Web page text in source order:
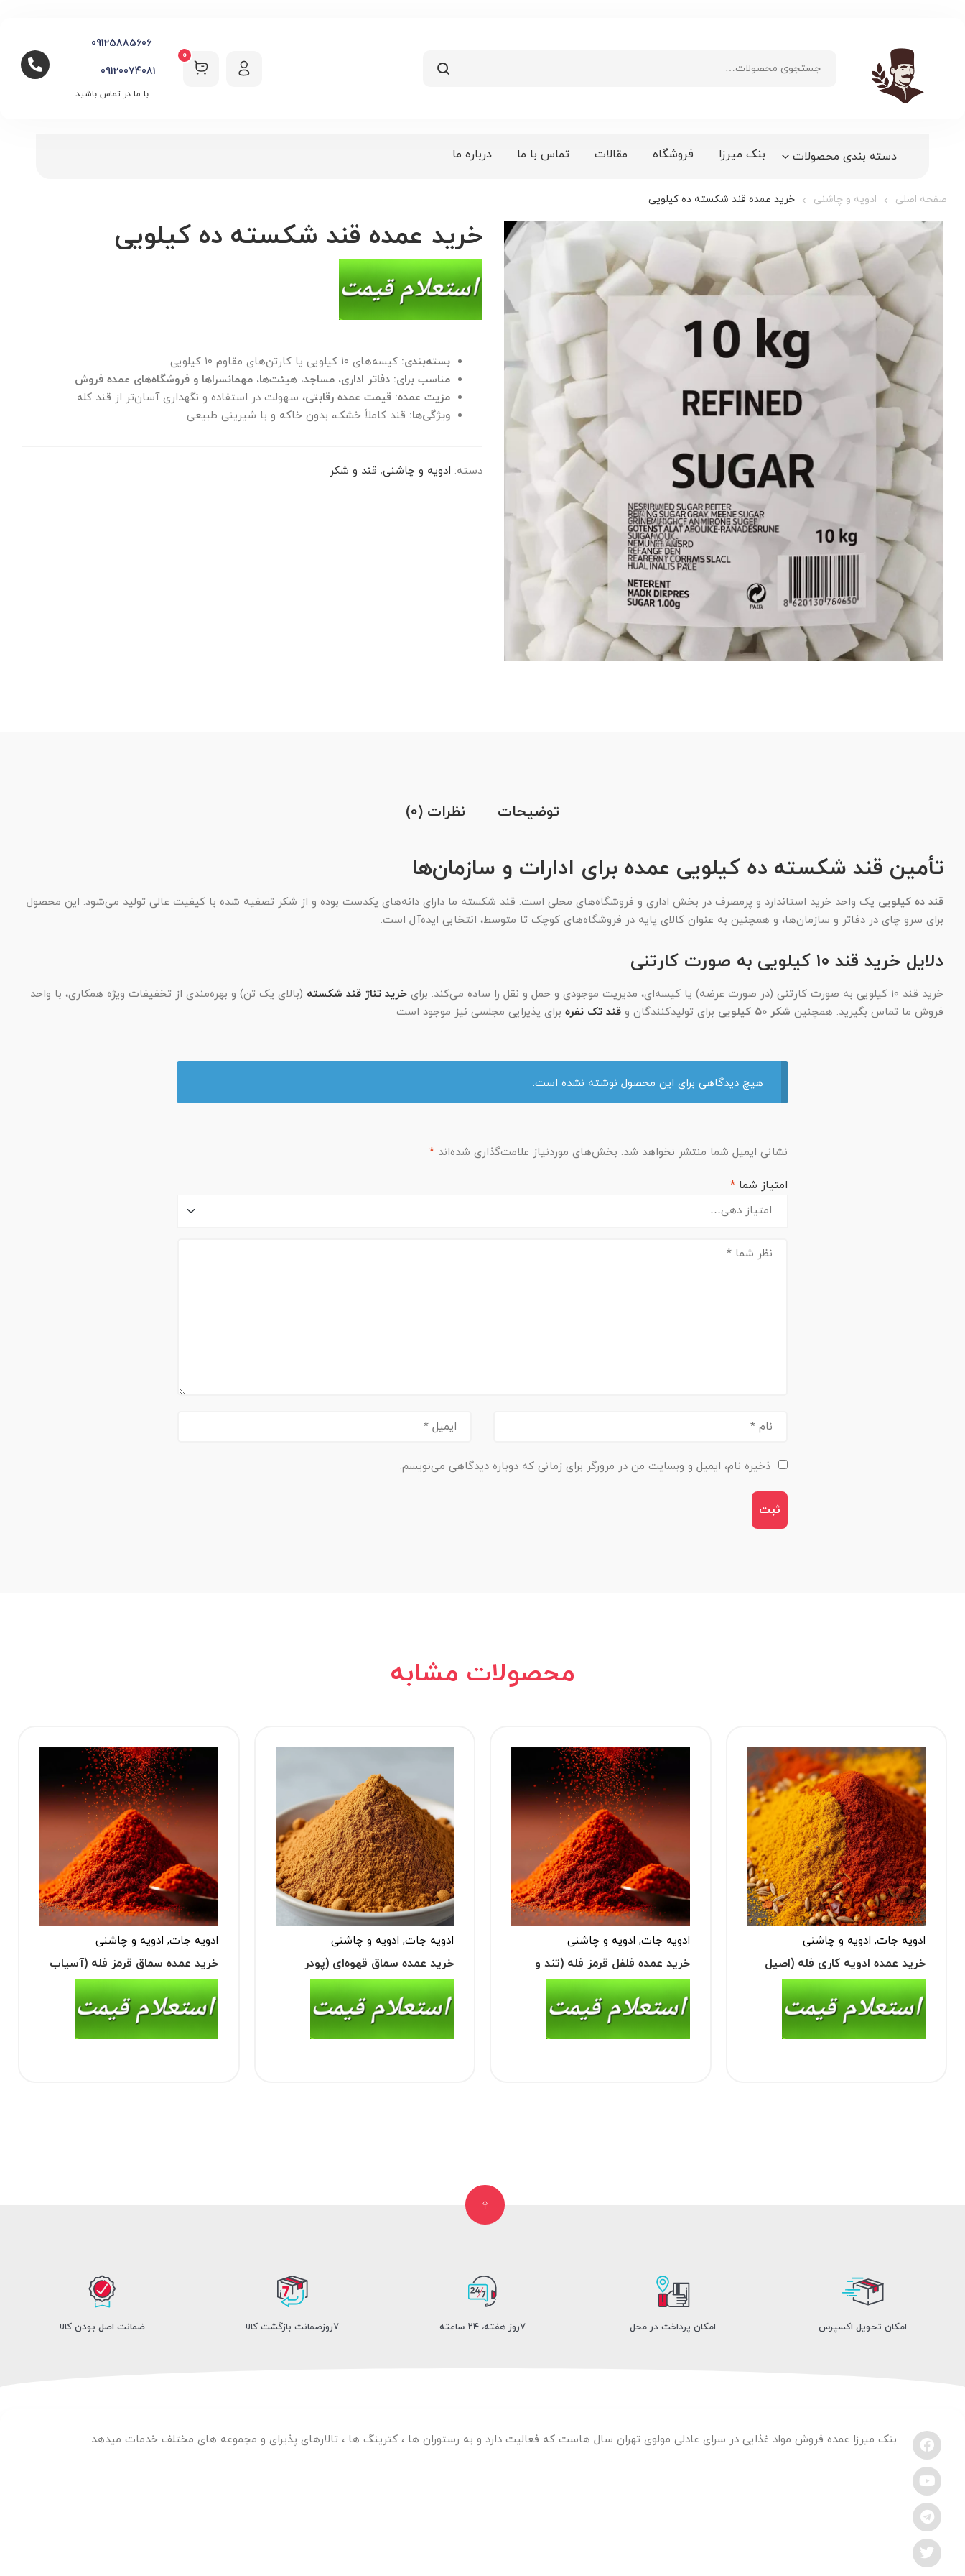
0
09125885606
09120074081
با ما در تماس باشید
دسته بندی محصولات بنک میرزا فروشگاه مقالات تماس با ما درباره ما
صفحه اصلی ادویه و چاشنی خرید عمده قند شکسته ده کیلویی
خرید عمده قند شکسته ده کیلویی
بسته‌بندی: کیسه‌های ۱۰ کیلویی یا کارتن‌های مقاوم ۱۰ کیلویی.
مناسب برای: دفاتر اداری، مساجد، هیئت‌ها، مهمانسراها و فروشگاه‌های عمده فروش.
مزیت عمده: قیمت عمده رقابتی، سهولت در استفاده و نگهداری آسان‌تر از قند کله.
ویژگی‌ها: قند کاملاً خشک، بدون خاکه و با شیرینی طبیعی
دسته: ادویه و چاشنی, قند و شکر
توضیحات نظرات (0)
تأمین قند شکسته ده کیلویی عمده برای ادارات و سازمان‌ها
قند ده کیلویی یک واحد خرید استاندارد و پرمصرف در بخش اداری و فروشگاه‌های محلی است. قند شکسته ما دارای دانه‌های یکدست بوده و از شکر تصفیه شده با کیفیت عالی تولید می‌شود. این محصول
برای سرو چای در دفاتر و سازمان‌ها، و همچنین به عنوان کالای پایه در فروشگاه‌های کوچک تا متوسط، انتخابی ایده‌آل است.
دلایل خرید قند ۱۰ کیلویی به صورت کارتنی
خرید قند ۱۰ کیلویی به صورت کارتنی (در صورت عرضه) یا کیسه‌ای، مدیریت موجودی و حمل و نقل را ساده می‌کند. برای خرید تناژ قند شکسته (بالای یک تن) و بهره‌مندی از تخفیفات ویژه همکاری، با واحد
فروش ما تماس بگیرید. همچنین شکر ۵۰ کیلویی برای تولیدکنندگان و قند تک نفره برای پذیرایی مجلسی نیز موجود است
هیچ دیدگاهی برای این محصول نوشته نشده است.
نشانی ایمیل شما منتشر نخواهد شد. بخش‌های موردنیاز علامت‌گذاری شده‌اند *
امتیاز شما *
ذخیره نام، ایمیل و وبسایت من در مرورگر برای زمانی که دوباره دیدگاهی می‌نویسم.
محصولات مشابه
ادویه جات, ادویه و چاشنی
خرید عمده ادویه کاری فله (اصیل
هندی)
ادویه جات, ادویه و چاشنی
خرید عمده فلفل قرمز فله (تند و
معمولی)
ادویه جات, ادویه و چاشنی
خرید عمده سماق قهوه‌ای (پودر
سماق)
ادویه جات, ادویه و چاشنی
خرید عمده سماق قرمز فله (آسیاب
شده)
امکان تحویل اکسپرس امکان پرداخت در محل 7روز هفته، 24 ساعته 7روزضمانت بازگشت کالا ضمانت اصل بودن کالا
بنک میرزا عمده فروش مواد غذایی در سرای عادلی مولوی تهران سال هاست که فعالیت دارد و به رستوران ها ، کترینگ ها ، تالارهای پذیرای و مجموعه های مختلف خدمات میدهد